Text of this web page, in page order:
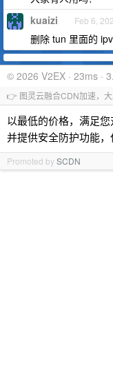
kuaizi Feb 6,
删除 tun 里面的
© 2026 V2EX · 23ms ·
👉 图灵云融合CDN加速，
以最低的价格，满足您
并提供安全防护功能
Promoted bySCDN